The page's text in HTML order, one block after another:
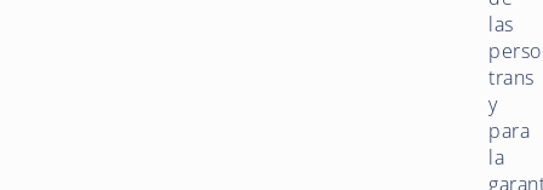
las
trans
y
para
la